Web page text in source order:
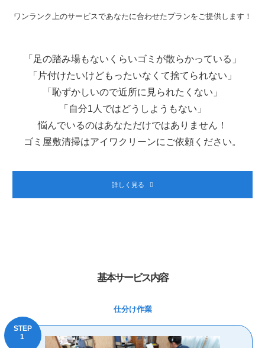
ワンランク上のサービスであなたに合わせたプランをご提供します！
「足の踏み場もないくらいゴミが散らかっている」
「片付けたいけどもったいなくて捨てられない」
「恥ずかしいので近所に見られたくない」
「自分1人ではどうしようもない」
悩んでいるのはあなただけではありません！
ゴミ屋敷清掃はアイワクリーンにご依頼ください。
詳しく見る
基本サービス内容
仕分け作業